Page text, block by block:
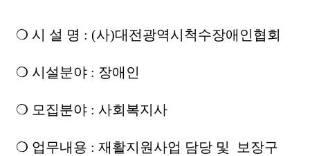
❍ 시 설 명 : (사)대전광역시척수장애인협회
❍ 시설분야 : 장애인
❍ 모집분야 : 사회복지사
❍ 업무내용 : 재활지원사업 담당 및 보장구